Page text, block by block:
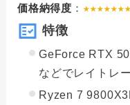
価格納得度 ：
特徴
GeForce RTX
などでレイトレ
Ryzen 7